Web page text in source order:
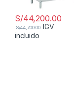
S/44,200.00
S/44,700.00 IGV
incluido